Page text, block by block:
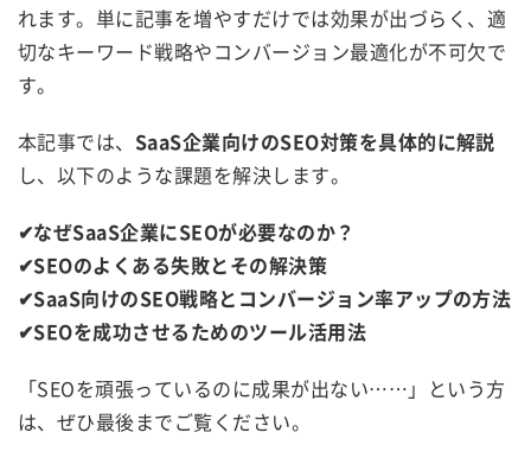
れます。単に記事を増やすだけでは効果が出づらく、適
切なキーワード戦略やコンバージョン最適化が不可欠で
す。
本記事では、 SaaS企業向けのSEO対策を具体的に解説
し、以下のような課題を解決します。
✔なぜSaaS企業にSEOが必要なのか？
✔SEOのよくある失敗とその解決策
✔SaaS向けのSEO戦略とコンバージョン率アップの方法
✔SEOを成功させるためのツール活用法
「SEOを頑張っているのに成果が出ない……」という方
は、ぜひ最後までご覧ください。